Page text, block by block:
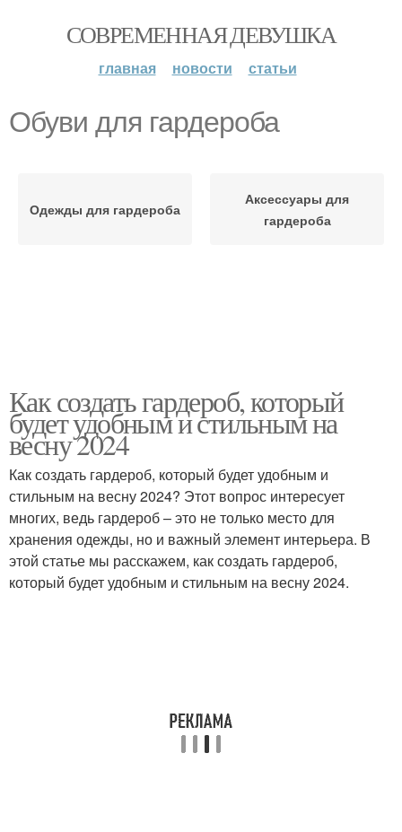
СОВРЕМЕННАЯ ДЕВУШКА
главная новости статьи
Обуви для гардероба
Одежды для гардероба
Аксессуары для
гардероба
Как создать гардероб, который
будет удобным и стильным на
весну 2024
Как создать гардероб, который будет удобным и
стильным на весну 2024? Этот вопрос интересует
многих, ведь гардероб – это не только место для
хранения одежды, но и важный элемент интерьера. В
этой статье мы расскажем, как создать гардероб,
который будет удобным и стильным на весну 2024.